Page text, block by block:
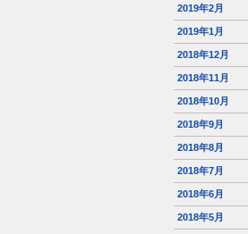
2019年2月
2019年1月
2018年12月
2018年11月
2018年10月
2018年9月
2018年8月
2018年7月
2018年6月
2018年5月